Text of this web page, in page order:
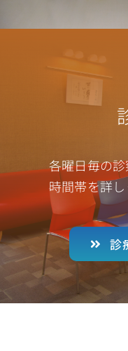
各曜日毎の
時間帯を詳
診